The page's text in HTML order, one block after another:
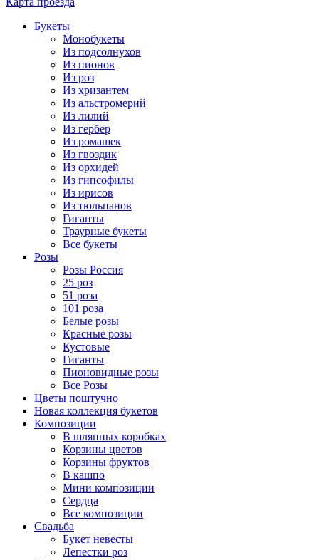
Букеты
Монобукеты
Из подсолнухов
Из пионов
Из роз
Из хризантем
Из альстромерий
Из лилий
Из гербер
Из ромашек
Из гвоздик
Из орхидей
Из гипсофилы
Из ирисов
Из тюльпанов
Гиганты
Траурные букеты
Все букеты
Розы
Розы Россия
25 роз
51 роза
101 роза
Белые розы
Красные розы
Кустовые
Гиганты
Пионовидные розы
Все Розы
Цветы поштучно
Новая коллекция букетов
Композиции
В шляпных коробках
Корзины цветов
Корзины фруктов
В кашпо
Мини композиции
Сердца
Все композиции
Свадьба
Букет невесты
Лепестки роз